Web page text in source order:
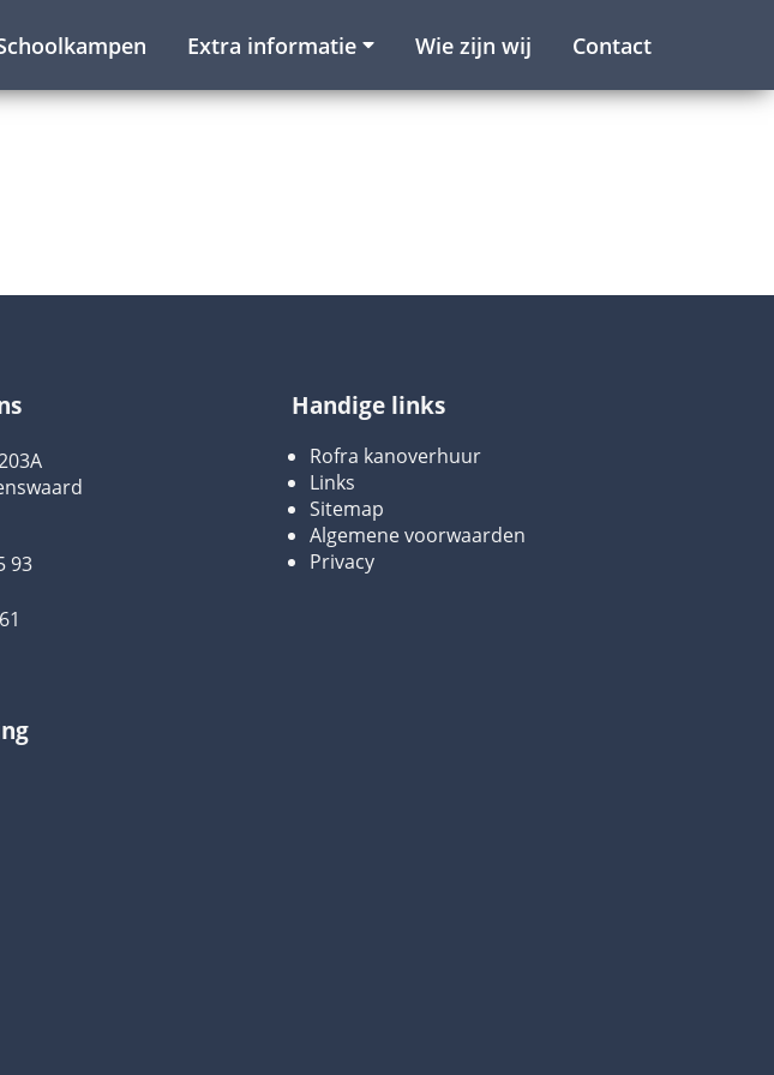
Extra informatie Wie zijn wij Contact
93
Handige links
Rofra kanoverhuur
Links
Sitemap
Algemene voorwaarden
Privacy